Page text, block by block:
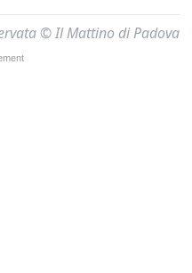
© Il Mattino di Padova